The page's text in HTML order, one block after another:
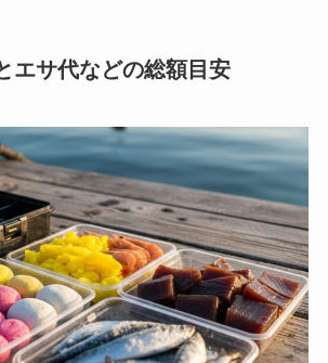
エサ代などの総額目安